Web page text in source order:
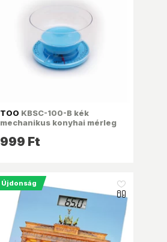
TOO KBSC-100-B kék
mechanikus konyhai mérleg
999 Ft
Újdonság like_16